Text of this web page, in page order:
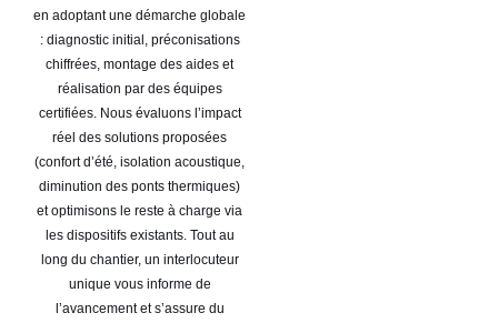
en adoptant une démarche globale
: diagnostic initial, préconisations
chiffrées, montage des aides et
réalisation par des équipes
certifiées. Nous évaluons l’impact
réel des solutions proposées
(confort d’été, isolation acoustique,
diminution des ponts thermiques)
et optimisons le reste à charge via
les dispositifs existants. Tout au
long du chantier, un interlocuteur
unique vous informe de
l’avancement et s’assure du